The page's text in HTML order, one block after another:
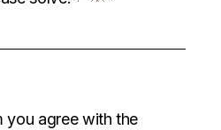
you agree with the